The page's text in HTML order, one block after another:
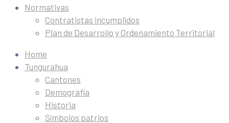
Normativas
Contratistas incumplidos
Plan de Desarrollo y Ordenamiento Territorial
Home
Tungurahua
Cantones
Demografía
Historia
Símbolos patrios